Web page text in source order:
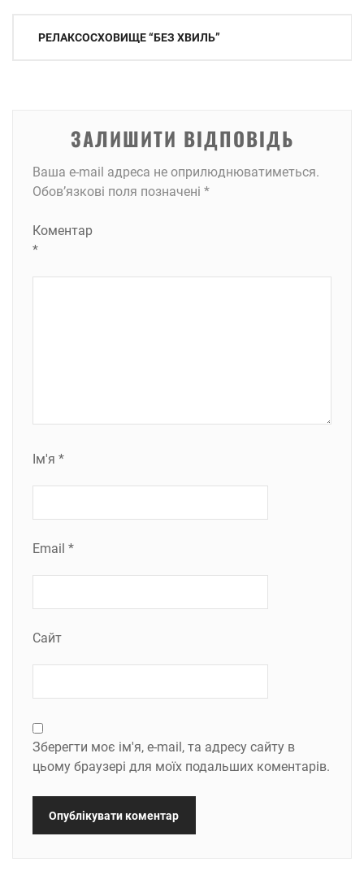
Навігація
РЕЛАКСОСХОВИЩЕ “БЕЗ ХВИЛЬ”
ЗАЛИШИТИ ВІДПОВІДЬ
Ваша e-mail адреса не оприлюднюватиметься.
Обов’язкові поля позначені *
Коментар
*
Ім'я *
Email *
Сайт
Зберегти моє ім'я, e-mail, та адресу сайту в
цьому браузері для моїх подальших коментарів.